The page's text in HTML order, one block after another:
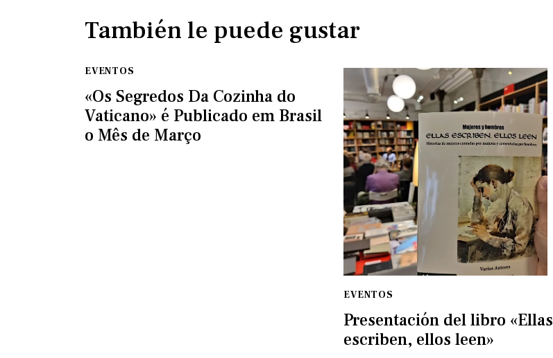
También le puede gustar
EVENTOS
«Os Segredos Da Cozinha do
Vaticano» é Publicado em Brasil
o Mês de Março
EVENTOS
Presentación del libro «Ellas
escriben, ellos leen»